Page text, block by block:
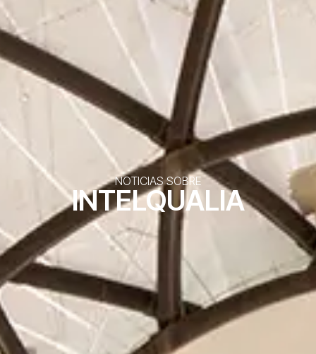
NOTICIAS SOBRE
INTELQUALIA